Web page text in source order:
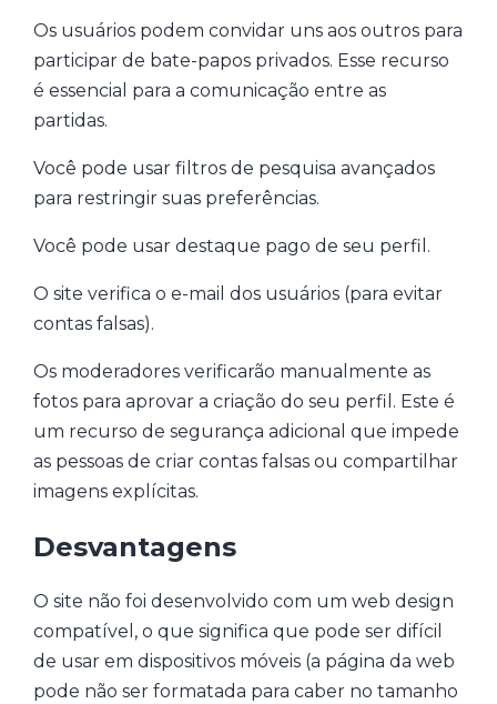
Os usuários podem convidar uns aos outros para
participar de bate-papos privados. Esse recurso
é essencial para a comunicação entre as
partidas.
Você pode usar filtros de pesquisa avançados
para restringir suas preferências.
Você pode usar destaque pago de seu perfil.
O site verifica o e-mail dos usuários (para evitar
contas falsas).
Os moderadores verificarão manualmente as
fotos para aprovar a criação do seu perfil. Este é
um recurso de segurança adicional que impede
as pessoas de criar contas falsas ou compartilhar
imagens explícitas.
Desvantagens
O site não foi desenvolvido com um web design
compatível, o que significa que pode ser difícil
de usar em dispositivos móveis (a página da web
pode não ser formatada para caber no tamanho